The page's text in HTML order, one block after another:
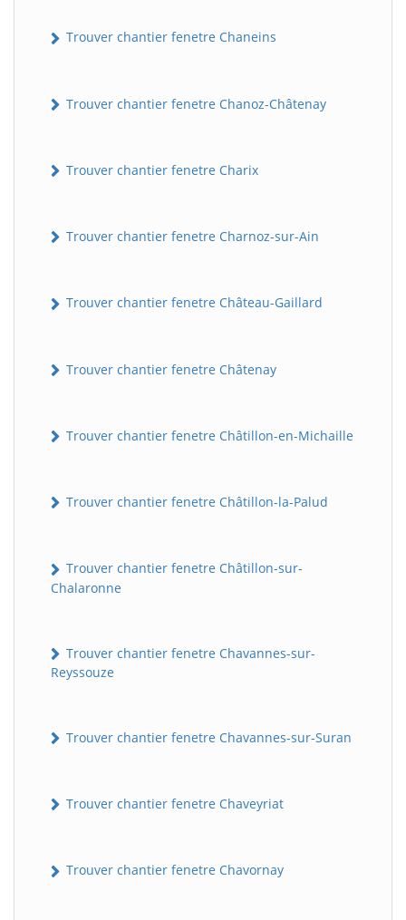
Trouver chantier fenetre Chaneins
Trouver chantier fenetre Chanoz-Châtenay
Trouver chantier fenetre Charix
Trouver chantier fenetre Charnoz-sur-Ain
Trouver chantier fenetre Château-Gaillard
Trouver chantier fenetre Châtenay
Trouver chantier fenetre Châtillon-en-Michaille
Trouver chantier fenetre Châtillon-la-Palud
Trouver chantier fenetre Châtillon-sur-
Chalaronne
Trouver chantier fenetre Chavannes-sur-
Reyssouze
Trouver chantier fenetre Chavannes-sur-Suran
Trouver chantier fenetre Chaveyriat
Trouver chantier fenetre Chavornay